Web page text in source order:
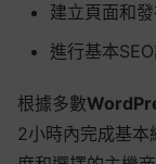
建立頁面和
進行基本
根據多數
2小時內完成基本